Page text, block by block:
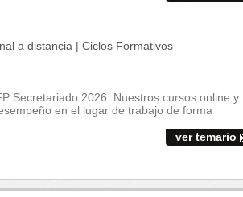
a distancia | Ciclos Formativos
Secretariado 2026. Nuestros cursos online y
en el lugar de trabajo de forma
ver temario